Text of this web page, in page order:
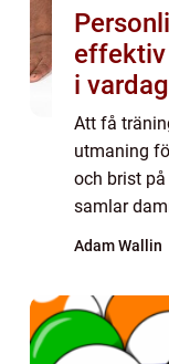
effektiv
i
Att få
utmaning
och brist
samlar
Adam Wallin